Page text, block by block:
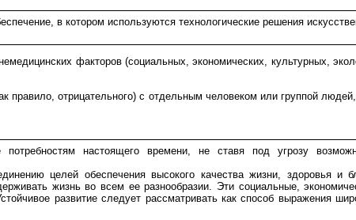
в котором используются технологические решения
факторов (социальных, экономических, культурных,
правило, отрицательного) с отдельным человеком или группой
потребностям настоящего времени, не ставя под угрозу
целей обеспечения высокого качества жизни, здоровья и
жизнь во всем ее разнообразии. Эти социальные,
развитие следует рассматривать как способ выражения